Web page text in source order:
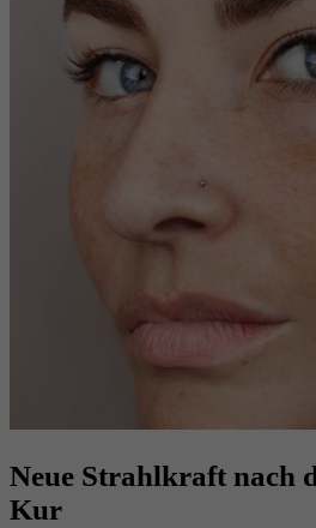
Neue Strahlkraft nach
Kur